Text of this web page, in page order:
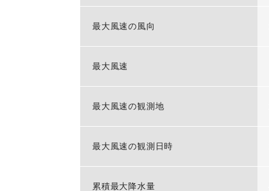
最大風速の風向
最大風速
最大風速の観測地
最大風速の観測日時
累積最大降水量